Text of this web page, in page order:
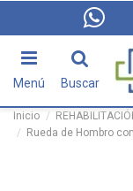
Menú Buscar
Inicio
Rueda de Hombro